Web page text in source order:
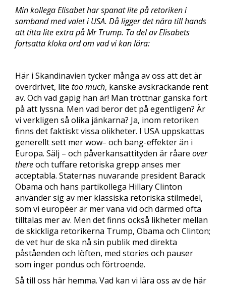
Min kollega Elisabet har spanat lite på retoriken i
samband med valet i USA. Då ligger det nära till hands
att titta lite extra på Mr Trump. Ta del av Elisabets
fortsatta kloka ord om vad vi kan lära:
Här i Skandinavien tycker många av oss att det är
överdrivet, lite too much, kanske avskräckande rent
av. Och vad gapig han är! Man tröttnar ganska fort
på att lyssna. Men vad beror det på egentligen? Är
vi verkligen så olika jänkarna? Ja, inom retoriken
finns det faktiskt vissa olikheter. I USA uppskattas
generellt sett mer wow– och bang-effekter än i
Europa. Sälj – och påverkansattityden är råare over
thereoch tuffare retoriska grepp anses mer
acceptabla. Staternas nuvarande president Barack
Obama och hans partikollega Hillary Clinton
använder sig av mer klassiska retoriska stilmedel,
som vi européer är mer vana vid och därmed ofta
tilltalas mer av. Men det finns också likheter mellan
de skickliga retorikerna Trump, Obama och Clinton;
de vet hur de ska nå sin publik med direkta
påståenden och löften, med stories och pauser
som inger pondus och förtroende.
Så till oss här hemma. Vad kan vi lära oss av de här